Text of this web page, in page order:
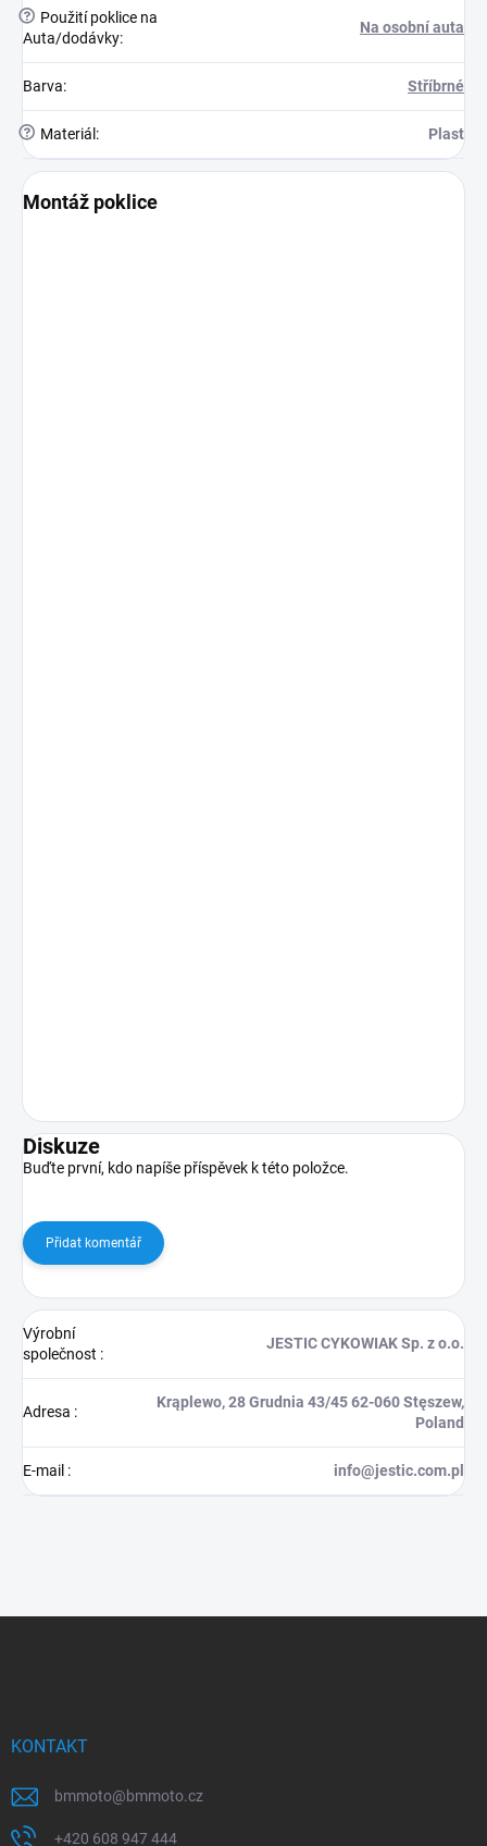
?
Použití poklice na
Auta/dodávky:
Na osobní auta
Barva: Stříbrné
? Materiál : Plast
Montáž poklice
Diskuze
Buďte první, kdo napíše příspěvek k této položce.
Přidat komentář
Výrobní
společnost :
JESTIC CYKOWIAK Sp. z o.o.
Adresa :
Krąplewo, 28 Grudnia 43/45 62-060 Stęszew,
Poland
E-mail : info@jestic.com.pl
KONTAKT
bmmoto@bmmoto.cz
+420 608 947 444